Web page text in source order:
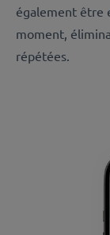
également être
moment,
répétées.